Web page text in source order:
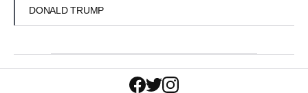
DONALD TRUMP